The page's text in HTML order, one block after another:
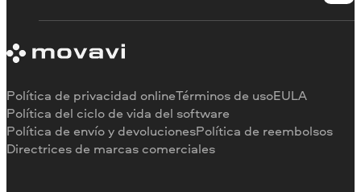
Limitaciones de la versión de prueba
Reembolso
Testimonios
Por qué elegirnos
Para el trabajo
Política de privacidad onlineTérminos de usoEULA
Política del ciclo de vida del software
Política de envío y devolucionesPolítica de reembolsos
Directrices de marcas comerciales